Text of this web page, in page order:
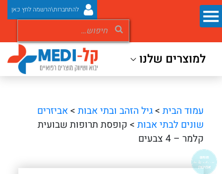
להתחברות\הרשמה לחץ כאן
למוצרים שלנו
עמוד הבית >גיל הזהב ובתי אבות >אביזרים
שונים לבתי אבות > קופסת תרופות שבועית
קלמר – 4 צבעים